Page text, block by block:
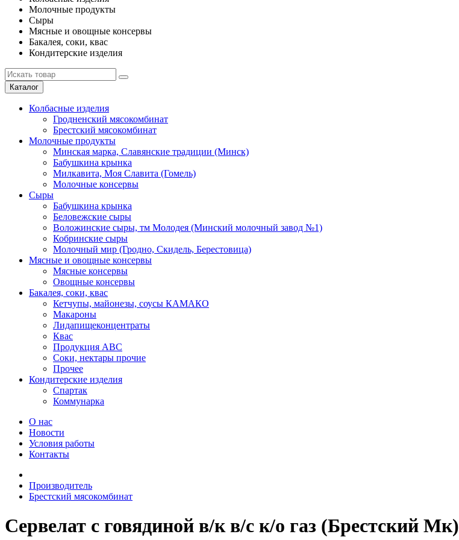
Молочные продукты
Сыры
Мясные и овощные консервы
Бакалея, соки, квас
Кондитерские изделия
Каталог
Колбасные изделия
Гродненский мясокомбинат
Брестский мясокомбинат
Молочные продукты
Минская марка, Славянские традиции (Минск)
Бабушкина крынка
Милкавита, Моя Славита (Гомель)
Молочные консервы
Сыры
Бабушкина крынка
Беловежские сыры
Воложинские сыры, тм Молодея (Минский молочный завод №1)
Кобринские сыры
Молочный мир (Гродно, Скидель, Берестовица)
Мясные и овощные консервы
Мясные консервы
Овощные консервы
Бакалея, соки, квас
Кетчупы, майонезы, соусы КАМАКО
Макароны
Лидапищеконцентраты
Квас
Продукция АВС
Соки, нектары прочие
Прочее
Кондитерские изделия
Спартак
Коммунарка
О нас
Новости
Условия работы
Контакты
Производитель
Брестский мясокомбинат
Сервелат с говядиной в/к в/с к/о газ (Брестский Мк)